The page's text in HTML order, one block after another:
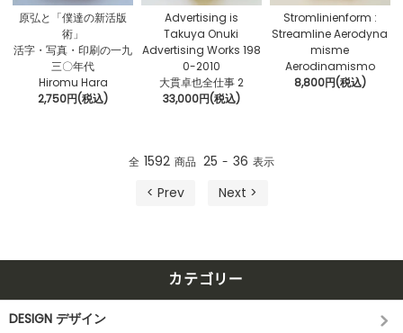
原弘と「僕達の新活版
術」
活字・写真・印刷の一九
三〇年代
Hiromu Hara
2,750円(税込)
Advertising is
Takuya Onuki
Advertising Works 198
0-2010
大貫卓也全仕事 2
33,000円(税込)
Stromlinienform :
Streamline Aerodyna
misme
Aerodinamismo
8,800円(税込)
全 1592 商品 25 - 36 表示
< Prev Next >
カテゴリー
DESIGN デザイン